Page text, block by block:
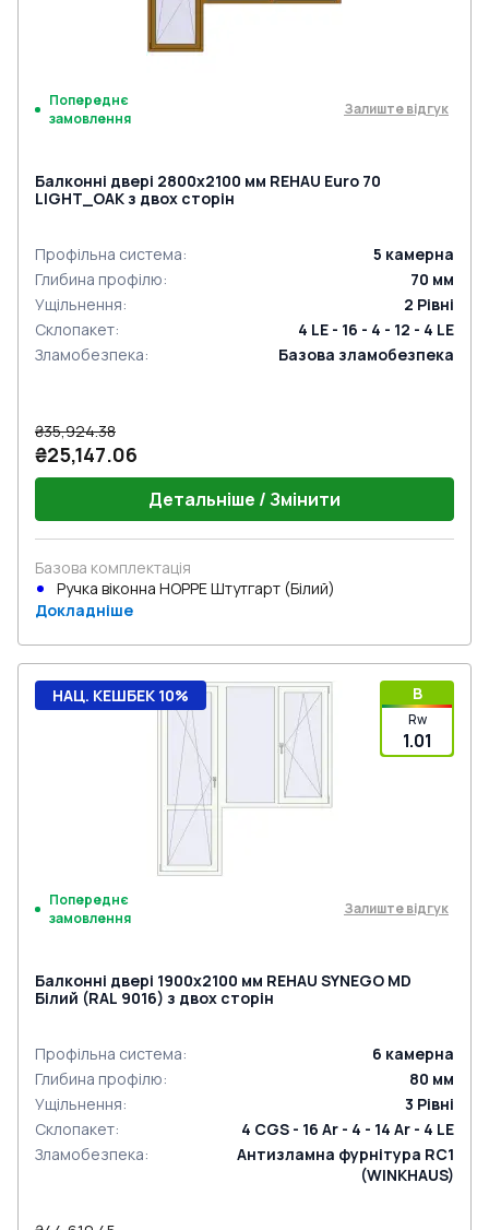
Попереднє
замовлення
Залиште відгук
Балконні двері 2800x2100 мм REHAU Euro 70
LIGHT_OAK з двох сторін
Профільна система: 5 камерна
Глибина профілю: 70 мм
Ущільнення: 2 Рівні
Склопакет:
4 LE - 16 - 4 - 12 - 4 LE
Зламобезпека: Базова зламобезпека
₴35,924.38
₴25,147.06
Детальніше / Змінити
Базова комплектація
Ручка віконна HOPPE Штутгарт (Білий)
Докладніше
B
Rw
1.01
НАЦ. КЕШБЕК 10%
Попереднє
замовлення
Залиште відгук
Балконні двері 1900x2100 мм REHAU SYNEGO MD
Білий (RAL 9016) з двох сторін
Профільна система: 6 камерна
Глибина профілю: 80 мм
Ущільнення: 3 Рівні
Склопакет:
4 CGS - 16 Ar - 4 - 14 Ar - 4 LE
Зламобезпека:
Антизламна фурнітура RC1
(WINKHAUS)